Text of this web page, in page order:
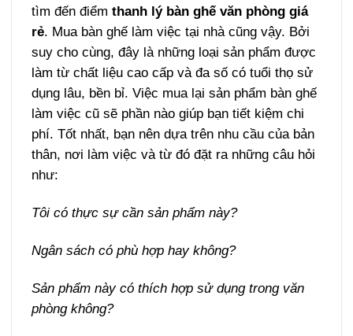
tìm đến điểm thanh lý bàn ghế văn phòng giá
rẻ. Mua bàn ghế làm việc tại nhà cũng vậy. Bởi
suy cho cùng, đây là những loại sản phẩm được
làm từ chất liệu cao cấp và đa số có tuổi thọ sử
dụng lâu, bền bỉ. Việc mua lại sản phẩm bàn ghế
làm việc cũ sẽ phần nào giúp bạn tiết kiệm chi
phí. Tốt nhất, bạn nên dựa trên nhu cầu của bản
thân, nơi làm việc và từ đó đặt ra những câu hỏi
như:
Tôi có thực sự cần sản phẩm này?
Ngân sách có phù hợp hay không?
Sản phẩm này có thích hợp sử dụng trong văn
phòng không?